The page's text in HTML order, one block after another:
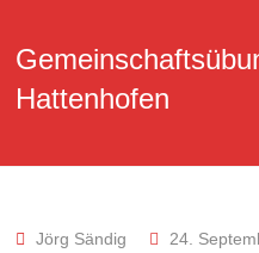
Hattenhofen
Jörg Sändig 24.